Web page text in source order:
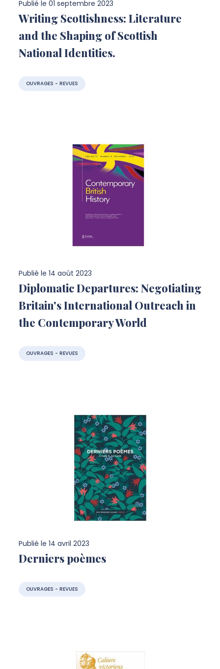
Publié le 01 septembre 2023
Writing Scottishness: Literature
and the Shaping of Scottish
National Identities.
OUVRAGES - REVUES
Publié le 14 août 2023
Diplomatic Departures: Negotiating
Britain's International Outreach in
the Contemporary World
OUVRAGES - REVUES
Publié le 14 avril 2023
Derniers poèmes
OUVRAGES - REVUES